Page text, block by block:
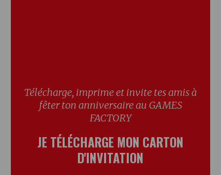
Télécharge, imprime et invite tes amis à
fêter ton anniversaire au GAMES
FACTORY
JE TÉLÉCHARGE MON CARTON
D'INVITATION